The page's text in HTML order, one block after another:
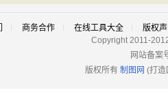
商务合作 在线工具大全
版权
Copyright 2011-
网站备案
版权所有 制图网 (打造